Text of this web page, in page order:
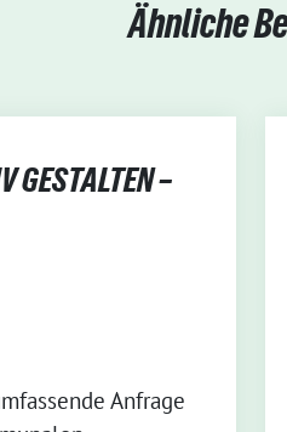
Ähnliche
GESTALTEN –
Anfrage